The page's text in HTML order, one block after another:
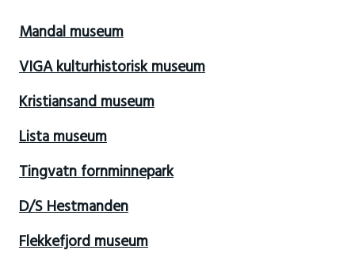
Mandal museum
VIGA kulturhistorisk museum
Kristiansand museum
Lista museum
Tingvatn fornminnepark
D/S Hestmanden
Flekkefjord museum